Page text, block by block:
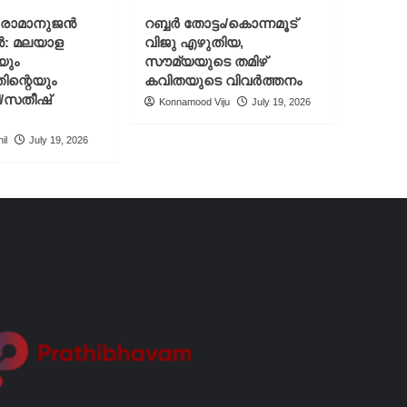
മലയാള
സതീഷ്
July 19, 2026
റബ്ബർ തോട്ടം/കൊന്നമൂട്
വിജു എഴുതിയ,
സൗമ്യയുടെ തമിഴ്
കവിതയുടെ വിവർത്തനം
Konnamood Viju July 19, 2026